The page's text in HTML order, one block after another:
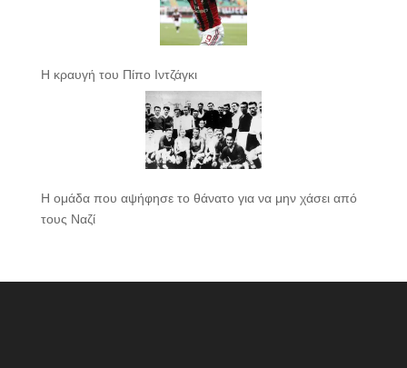
Η κραυγή του Πίπο Ιντζάγκι
Η ομάδα που αψήφησε το θάνατο για να μην χάσει από
τους Ναζί